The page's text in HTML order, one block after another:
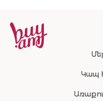
Կապ